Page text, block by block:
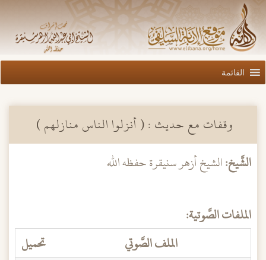
القائمة
وقفات مع حديث : ( أنزلوا الناس منازلهم )
الشَّيخ:الشيخ أزهر سنيقرة حفظه الله
الملفات الصَّوتية:
الملف الصَّوتي
تحميل